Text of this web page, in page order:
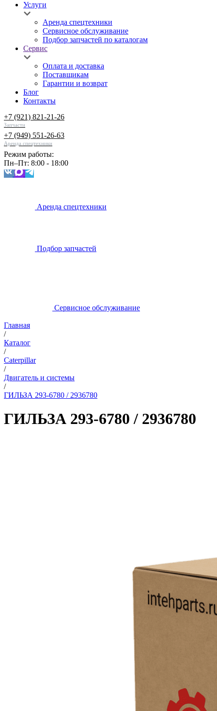
Услуги
Аренда спецтехники
Сервисное обслуживание
Подбор запчастей по каталогам
Сервис
Оплата и доставка
Поставщикам
Гарантии и возврат
Блог
Контакты
+7 (921) 821-21-26
Запчасти
+7 (949) 551-26-63
Аренда спецтехники
Режим работы:
Пн–Пт: 8:00 - 18:00
Аренда спецтехники
Подбор запчастей
Сервисное обслуживание
Главная
/
Каталог
/
Caterpillar
/
Двигатель и системы
/
ГИЛЬЗА 293-6780 / 2936780
ГИЛЬЗА 293-6780 / 2936780